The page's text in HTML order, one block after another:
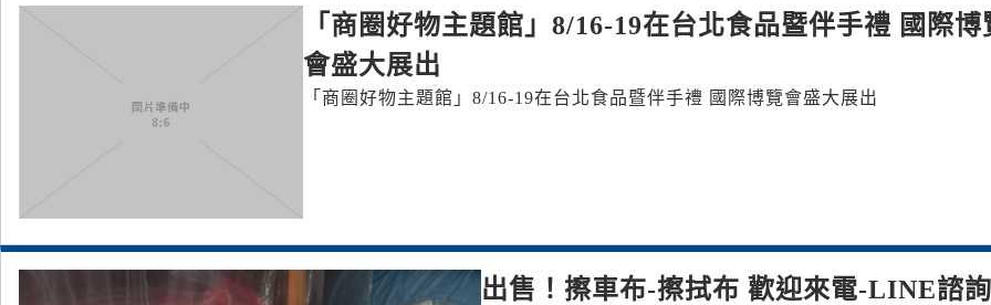
「商圈好物主題館」8/16-19在台北食品暨伴手禮 國際博
會盛大展出
「商圈好物主題館」8/16-19在台北食品暨伴手禮 國際博覽會盛大展出
出售！擦車布-擦拭布 歡迎來電-LINE諮詢